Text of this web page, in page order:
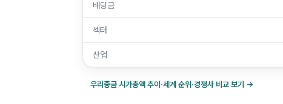
배당금
섹터
산업
우리종금 시가총액 추이·세계 순위·경쟁사 비교 보기 →